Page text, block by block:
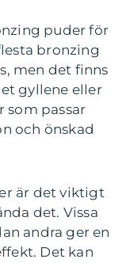
puder för
bronzing
men det finns
gyllene eller
som passar
och önskad
är det viktigt
det. Vissa
andra ger en
Det kan